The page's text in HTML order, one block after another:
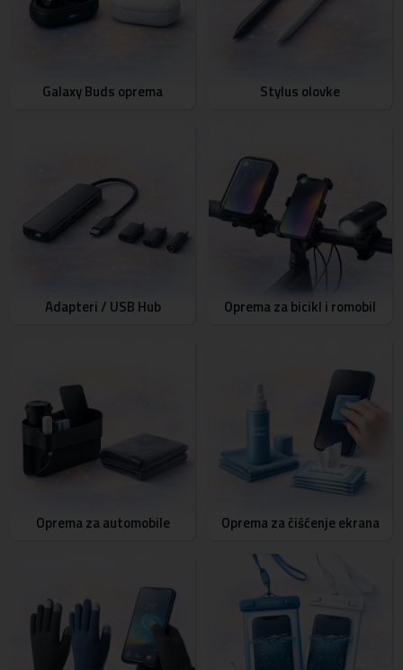
Galaxy Buds oprema Stylus olovke
Adapteri / USB Hub Oprema za bicikl i romobil
Oprema za automobile Oprema za čišćenje ekrana